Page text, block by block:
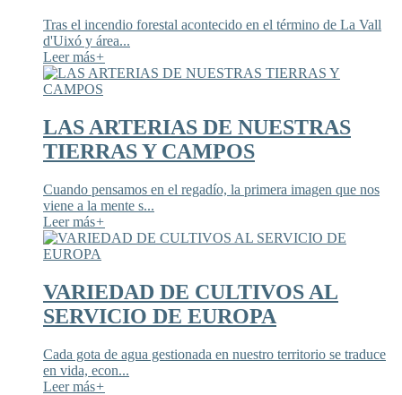
Tras el incendio forestal acontecido en el término de La Vall
d'Uixó y área...
Leer más+
LAS ARTERIAS DE NUESTRAS
TIERRAS Y CAMPOS
Cuando pensamos en el regadío, la primera imagen que nos
viene a la mente s...
Leer más+
VARIEDAD DE CULTIVOS AL
SERVICIO DE EUROPA
Cada gota de agua gestionada en nuestro territorio se traduce
en vida, econ...
Leer más+